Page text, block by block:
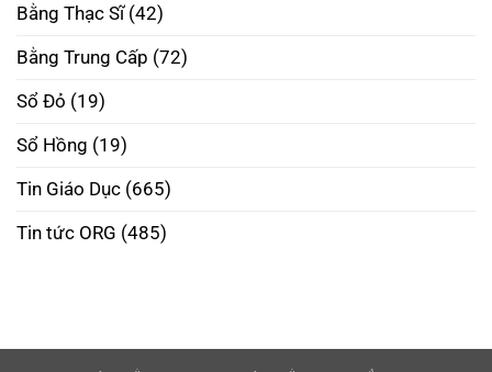
Phôi
Đúng
Pháp
Bằng Thạc Sĩ(42)
Bằng Trung Cấp (72)
Sổ Đỏ (19)
Sổ Hồng (19)
Tin Giáo Dục (665)
Tin tức ORG (485)